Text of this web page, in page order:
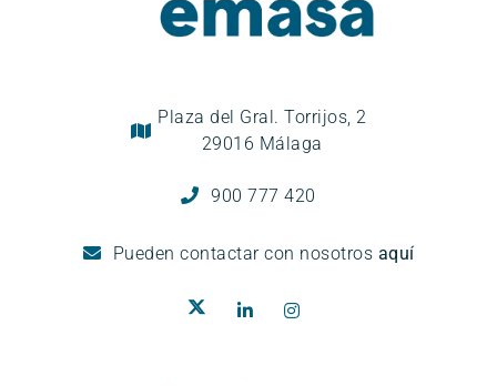
Plaza del Gral. Torrijos, 2
29016 Málaga
900 777 420
Pueden contactar con nosotros aquí